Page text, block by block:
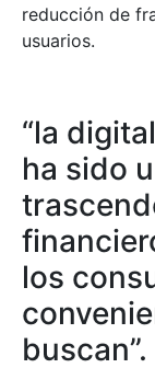
reducción de
usuarios.
“la
ha sido
los
buscan”.